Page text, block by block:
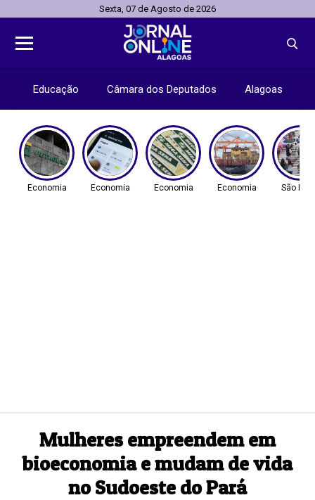
Sexta, 07 de Agosto de 2026
Educação Câmara dos Deputados Alagoas
Economia Economia Economia Economia São
Mulheres empreendem em
bioeconomia e mudam de vida
no Sudoeste do Pará